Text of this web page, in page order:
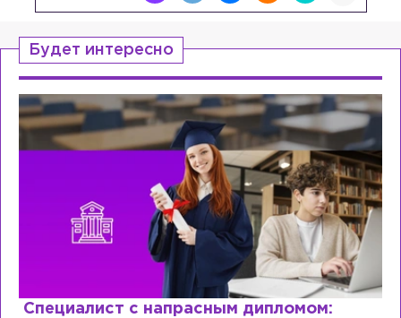
Будет интересно
Специалист с напрасным дипломом: